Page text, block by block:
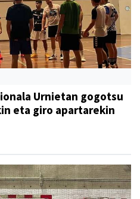
Urnietan gogotsu
eta giro apartarekin